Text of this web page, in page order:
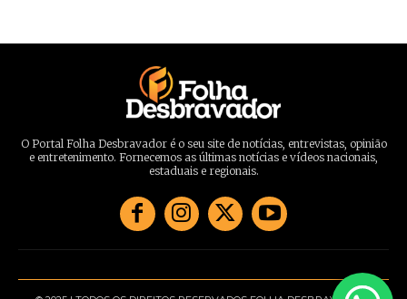
O Portal Folha Desbravador é o seu site de notícias, entrevistas, opinião
e entretenimento. Fornecemos as últimas notícias e vídeos nacionais,
estaduais e regionais.